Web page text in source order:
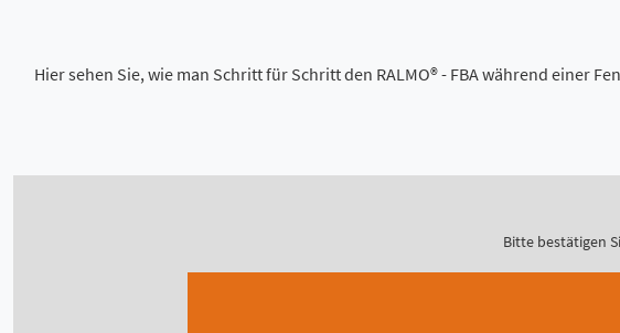
Hier sehen Sie, wie man Schritt für Schritt den RALMO® - FBA während einer
Bitte bestätigen